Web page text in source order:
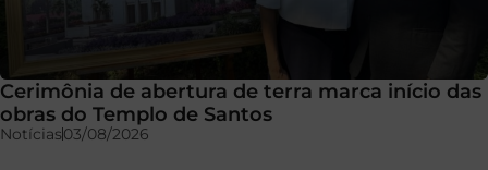
Cerimônia de abertura de terra marca início das
obras do Templo de Santos
Notícias03/08/2026